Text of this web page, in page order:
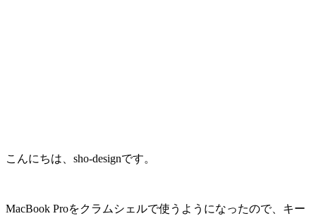
こんにちは、sho-designです。
MacBook Proをクラムシェルで使うようになったので、キー